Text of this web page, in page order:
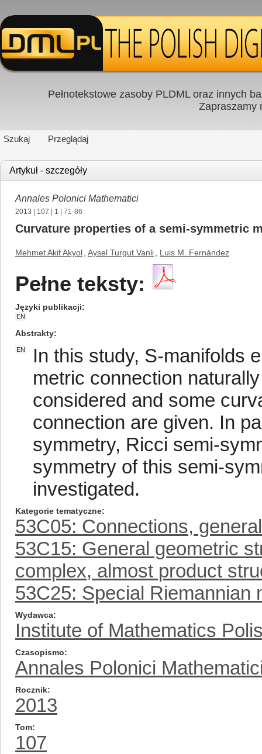
Pełnotekstowe zasoby PLDML oraz innych
Zapraszamy
Szukaj Przeglądaj
Artykuł - szczegóły
Annales Polonici Mathematici
2013 107 1 | 71-86
Curvature properties of a semi-symmetric
Mehmet Akif Akyol Aysel Turgut Vanli Luis M. Fernández
Pełne teksty:
Języki publikacji
EN
Abstrakty
EN
In this study, S-manifolds
metric connection
considered and some
connection are given. In
symmetry, Ricci semi-
symmetry of this semi-
investigated.
Kategorie tematyczne
53C05: Connections,
53C15: General geometric
complex, almost product
53C25: Special Riemannian
Wydawca
Institute of Mathematics
Czasopismo
Annales Polonici
Rocznik
2013
Tom
107